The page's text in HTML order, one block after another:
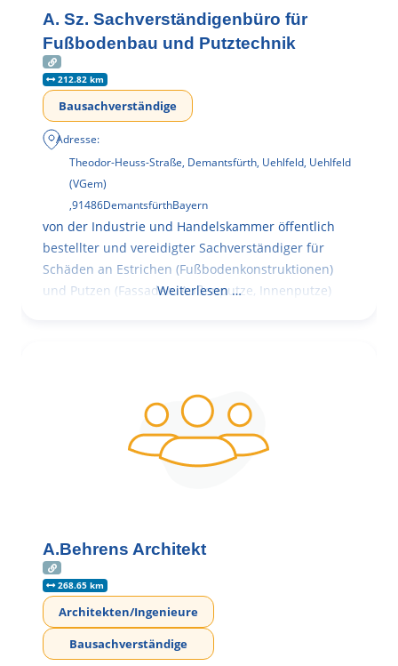
A. Sz. Sachverständigenbüro für
Fußbodenbau und Putztechnik
212.82 km
Bausachverständige
Adresse:
Theodor-Heuss-Straße, Demantsfürth, Uehlfeld, Uehlfeld
(VGem)
,91486DemantsfürthBayern
von der Industrie und Handelskammer öffentlich
bestellter und vereidigter Sachverständiger für
Schäden an Estrichen (Fußbodenkonstruktionen)
und Putzen (Fassaden, Außenputze, Innenputze)
Weiterlesen …
A.Behrens Architekt
268.65 km
Architekten/Ingenieure
Bausachverständige